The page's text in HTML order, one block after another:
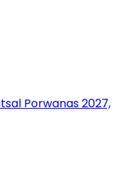
Porwanas 2027,